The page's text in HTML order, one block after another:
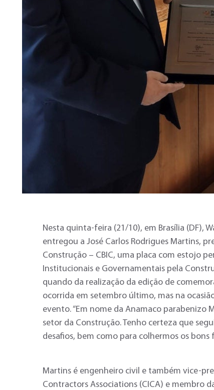
Nesta quinta-feira (21/10), em Brasília (DF),
entregou a José Carlos Rodrigues Martins,
Construção – CBIC, uma placa com estojo
Institucionais e Governamentais pela
quando da realização da edição de
ocorrida em setembro último, mas na
evento. “Em nome da Anamaco
setor da Construção. Tenho certeza que
desafios, bem como para colhermos os
Martins é engenheiro civil e também vice-
Contractors Associations (CICA) e membro